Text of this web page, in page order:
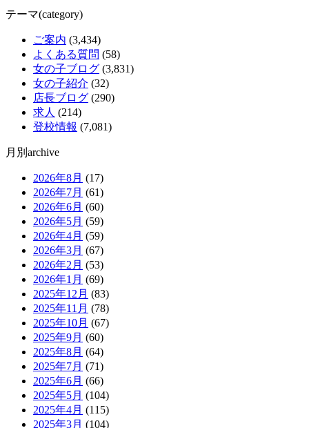
テーマ(category)
ご案内 (3,434)
よくある質問 (58)
女の子ブログ (3,831)
女の子紹介 (32)
店長ブログ (290)
求人 (214)
登校情報 (7,081)
月別archive
2026年8月 (17)
2026年7月 (61)
2026年6月 (60)
2026年5月 (59)
2026年4月 (59)
2026年3月 (67)
2026年2月 (53)
2026年1月 (69)
2025年12月 (83)
2025年11月 (78)
2025年10月 (67)
2025年9月 (60)
2025年8月 (64)
2025年7月 (71)
2025年6月 (66)
2025年5月 (104)
2025年4月 (115)
2025年3月 (104)